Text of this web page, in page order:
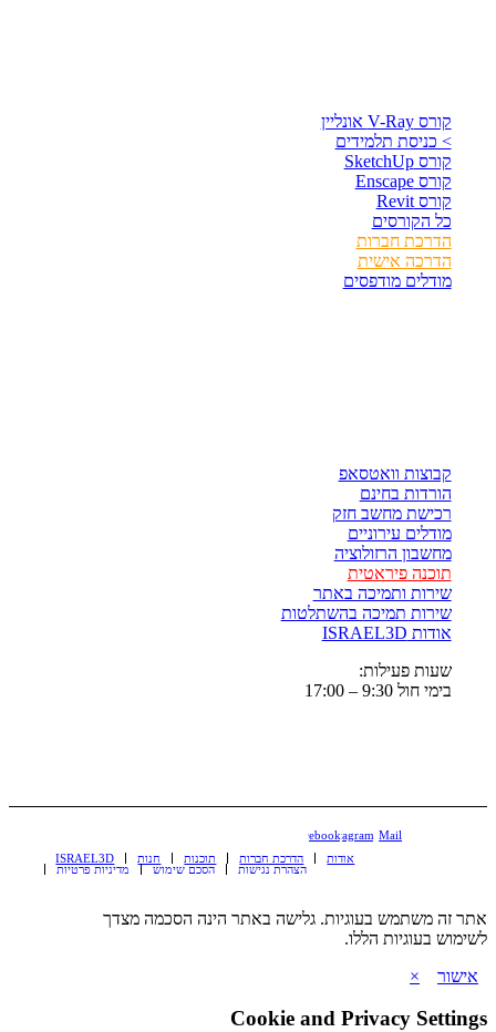
קורס V-Ray אונליין
> כניסת תלמידים
קורס SketchUp
קורס Enscape
קורס Revit
כל הקורסים
הדרכת חברות
הדרכה אישית
מודלים מודפסים
קבוצות וואטסאפ
הורדות בחינם
רכישת מחשב חזק
מודלים עירוניים
מחשבון הרזולוציה
תוכנה פיראטית
שירות ותמיכה באתר
שירות תמיכה בהשתלטות
אודות ISRAEL3D
שעות פעילות:
בימי חול 9:30 – 17:00
FacebookInstagram Mail
ISRAEL3D
חנות תוכנות הדרכת חברות
אודות
מדיניות פרטיות
הסכם שימוש הצהרת נגישות
אתר זה משתמש בעוגיות. גלישה באתר הינה הסכמה מצדך
לשימוש בעוגיות הללו.
אישור
×
Cookie and Privacy Settings